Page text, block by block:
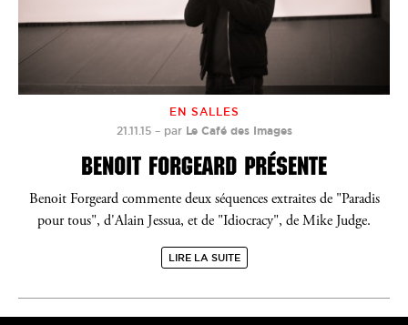
EN SALLES
21.11.15– par Le Café des Images
BENOIT FORGEARD PRÉSENTE
Benoit Forgeard commente deux séquences extraites de "Paradis
pour tous", d'Alain Jessua, et de "Idiocracy", de Mike Judge.
LIRE LA SUITE